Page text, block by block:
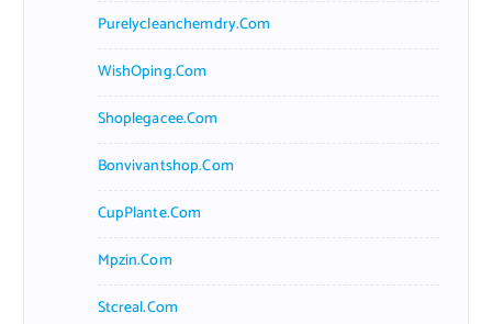
Purelycleanchemdry.com
WishOping.com
Shoplegacee.com
Bonvivantshop.com
CupPlante.com
Mpzin.com
Stcreal.com